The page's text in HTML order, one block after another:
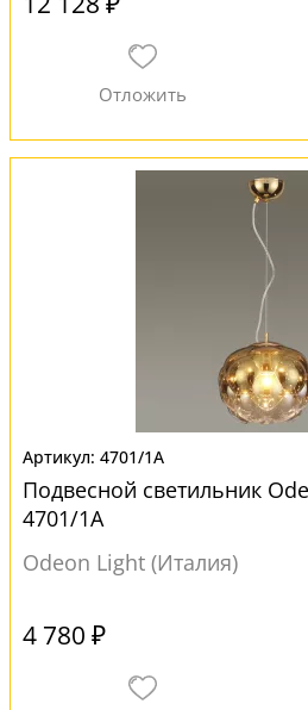
4701/1A
Подвесной светильник
4701/1A
Odeon Light (Италия)
4 780 ₽